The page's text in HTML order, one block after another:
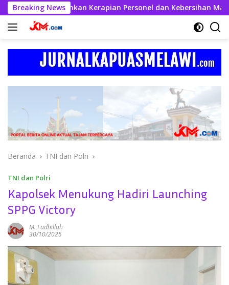
Langsung
ke
konten
Breaking News
Tekankan Kerapian Personel dan Kebersihan Mako
Beranda TNI dan Polri
TNI dan Polri
Kapolsek Menukung Hadiri Launching
SPPG Victory
M. Fadhillah
30/10/2025